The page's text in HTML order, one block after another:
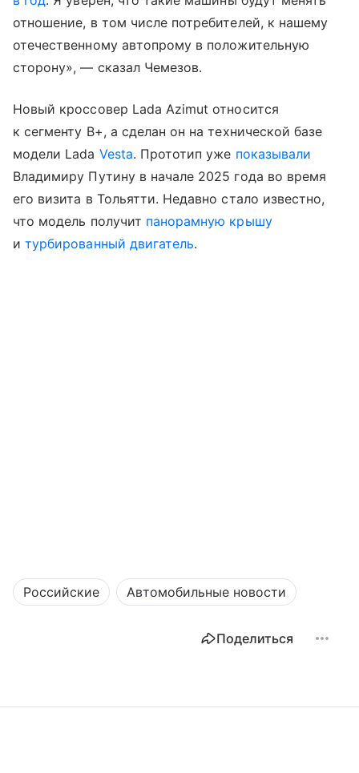
отношение, в том числе потребителей, к нашему
отечественному автопрому в положительную
сторону», — сказал Чемезов.
Новый кроссовер Lada Azimut относится
к сегменту B+, а сделан он на технической базе
модели Lada Vesta. Прототип уже показывали
Владимиру Путину в начале 2025 года во время
его визита в Тольятти. Недавно стало известно,
что модель получит панорамную крышу
итурбированный двигатель.
Российские Автомобильные новости
Поделиться